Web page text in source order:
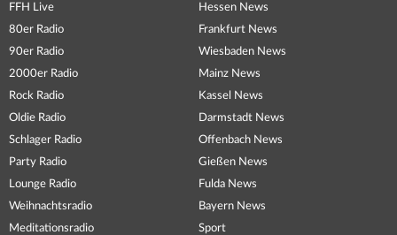
FFH Live
80er Radio
90er Radio
2000er Radio
Rock Radio
Oldie Radio
Schlager Radio
Party Radio
Lounge Radio
Weihnachtsradio
Meditationsradio
Hessen News
Frankfurt News
Wiesbaden News
Mainz News
Kassel News
Darmstadt News
Offenbach News
Gießen News
Fulda News
Bayern News
Sport